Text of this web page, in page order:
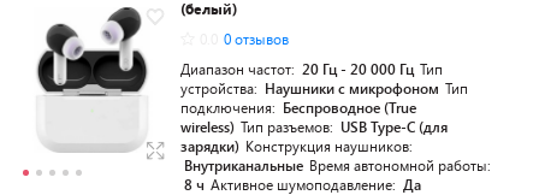
для своих
(белый)
0 отзывов
Диапазон частот: 20 Гц - 20 000 Гц Тип
устройства: Наушники с микрофоном Тип
подключения: Беспроводное (True
wireless) Тип разъемов: USB Type-C (для
зарядки) Конструкция наушников:
Внутриканальные Время автономной работы:
8 ч Активное шумоподавление: Да